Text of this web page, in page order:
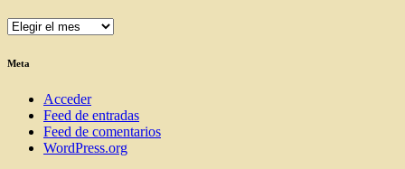
ENTRADAS
BLOG
Meta
Acceder
Feed de entradas
Feed de comentarios
WordPress.org